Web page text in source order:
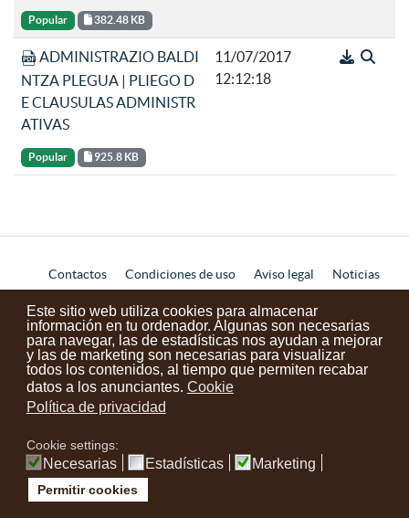
Este sitio web utiliza cookies para almacenar
información en tu ordenador. Algunas son necesarias
para navegar, las de estadísticas nos ayudan a mejorar
y las de marketing son necesarias para visualizar
todos los contenidos, al tiempo que permiten recabar
datos a los anunciantes. Cookie
Política de privacidad
Cookie settings:
Necesarias Estadísticas Marketing
Permitir cookies
Popular 382.48 KB
ADMINISTRAZIO BALDI
NTZA PLEGUA | PLIEGO D
E CLAUSULAS ADMINISTR
ATIVAS
Popular 925.8 KB
11/07/2017
12:12:18
Contactos Condiciones de uso Aviso legal
Noticias
Tu opinión cuenta
instagram
facebookyoutube